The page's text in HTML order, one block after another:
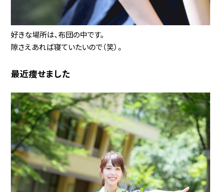
好きな場所は、布団の中です。
隙さえあれば寝ていたいので（笑）。
最近痩せました